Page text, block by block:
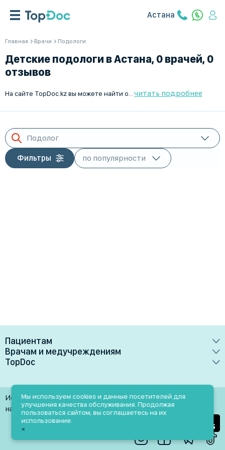
Астана
Главная Врачи Подологи
Детские подологи в Астана, 0 врачей, 0
отзывов
читать подробнее
Подолог
Фильтры
Пациентам
Врачи
Клиники
Лаборатории
Услуги
Блог
Акции и скидки
Врачам и медучреждениям
Преимущества
Медучреждениям
Врачам
TopDoc
Контакты
Помощь
Использование материалов разрешено только при
наличии активной ссылки на источник
Мы используем cookies и данные посетителей для
улучшения качества обслуживания. Продолжая
пользоваться сайтом, вы соглашаетесь на их
использование.
×